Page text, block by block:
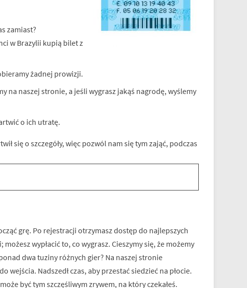
zamiast?
w Brazylii kupią bilet z
żadnej prowizji.
na naszej stronie, a jeśli wygrasz jakąś nagrodę, wyślemy
o ich utratę.
się o szczegóły, więc pozwól nam się tym zająć, podczas
grę. Po rejestracji otrzymasz dostęp do najlepszych
wypłacić to, co wygrasz. Cieszymy się, że możemy
dwa tuziny różnych gier? Na naszej stronie
Nadszedł czas, aby przestać siedzieć na płocie.
być tym szczęśliwym zrywem, na który czekałeś.